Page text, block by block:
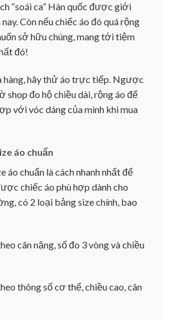
“soái ca” Hàn quốc được giới
Còn nếu chiếc áo đó quá rộng
sở hữu chúng, mang tới tiệm
đó!
hàng, hãy thử áo trực tiếp. Ngược
shop đo hộ chiều dài, rộng áo để
với vóc dáng của mình khi mua
áo chuẩn
áo chuẩn là cách nhanh nhất để
chiếc áo phù hợp dành cho
có 2 loại bảng size chính, bao
cân nặng, số đo 3 vòng và chiều
thông số cơ thể, chiều cao, cân